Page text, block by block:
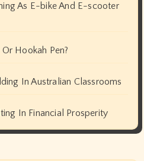
As E-bike And E-scooter
Hookah Pen?
In Australian Classrooms
In Financial Prosperity